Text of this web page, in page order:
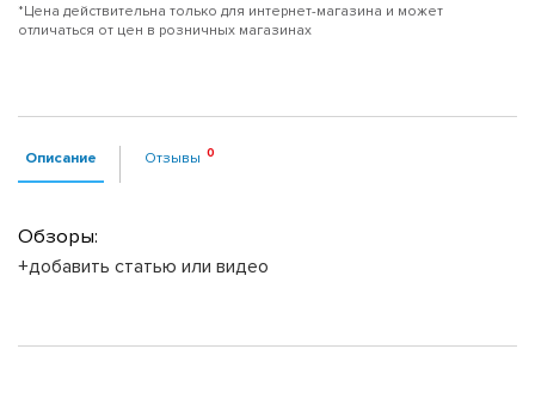
*Цена действительна только для интернет-магазина и может
отличаться от цен в розничных магазинах
Описание Отзывы
Обзоры:
+добавить статью или видео